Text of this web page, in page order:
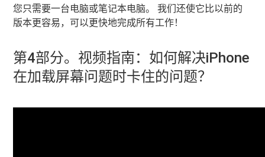
您只需要一台电脑或笔记本电脑。 我们还使它比以前的
版本更容易，可以更快地完成所有工作！
第4部分。视频指南：如何解决iPhone
在加载屏幕问题时卡住的问题？